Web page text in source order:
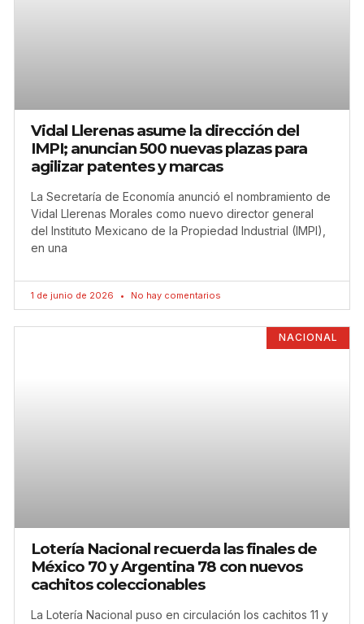
Vidal Llerenas asume la dirección del
IMPI; anuncian 500 nuevas plazas para
agilizar patentes y marcas
La Secretaría de Economía anunció el nombramiento de
Vidal Llerenas Morales como nuevo director general
del Instituto Mexicano de la Propiedad Industrial (IMPI),
en una
1 de junio de 2026 No hay comentarios
NACIONAL
Lotería Nacional recuerda las finales de
México 70 y Argentina 78 con nuevos
cachitos coleccionables
La Lotería Nacional puso en circulación los cachitos 11 y